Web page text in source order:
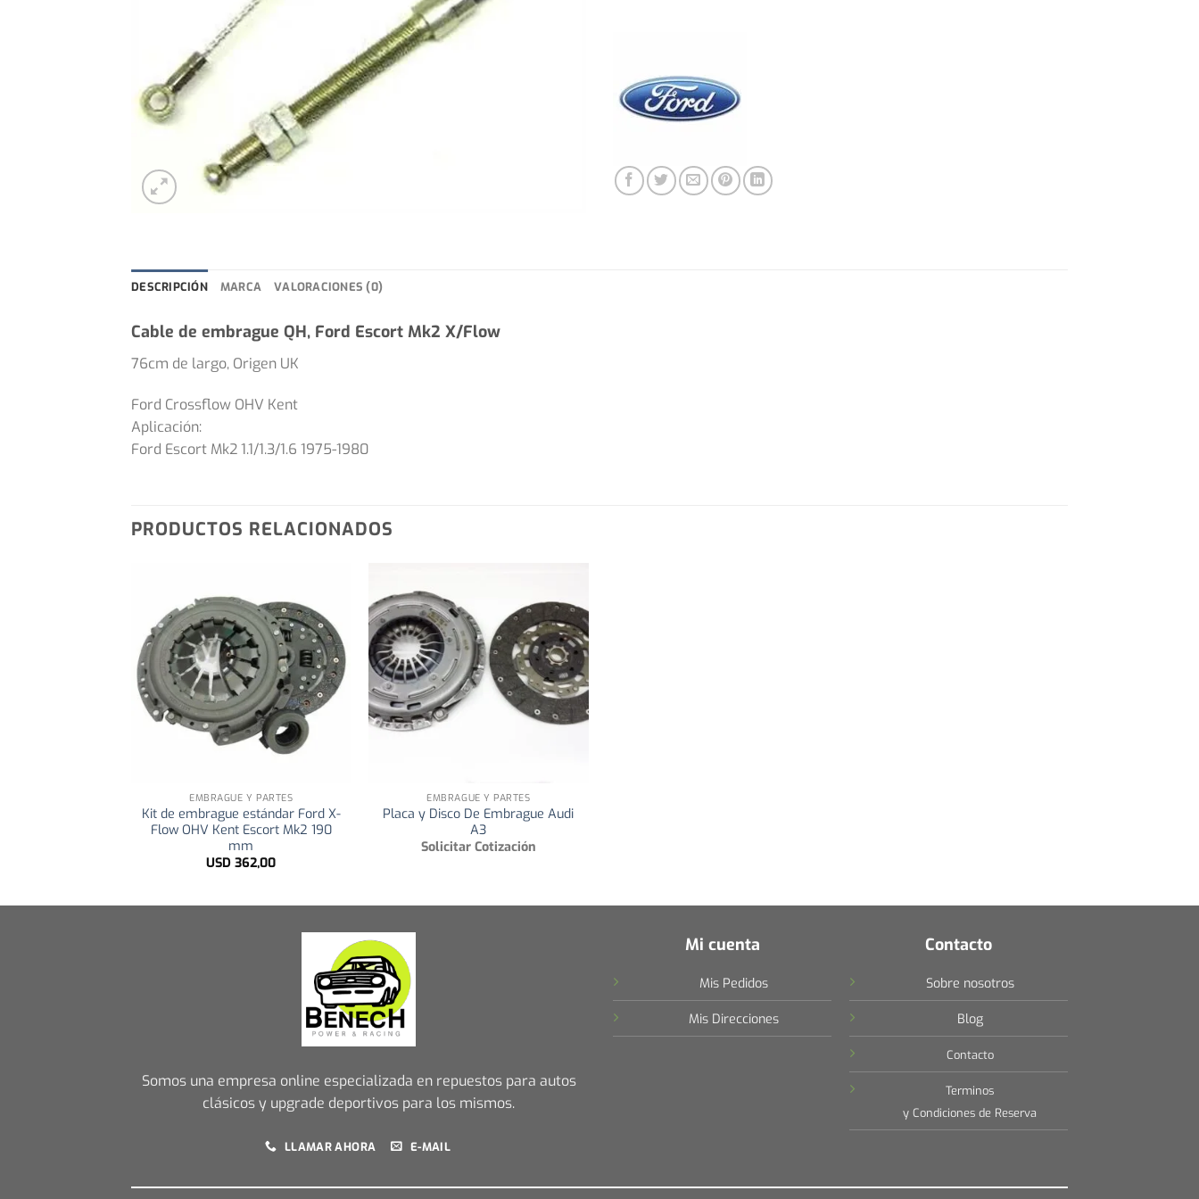
DESCRIPCIÓN MARCA VALORACIONES (0)
Cable de embrague QH, Ford Escort Mk2 X/Flow
76cm de largo, Origen UK
Ford Crossflow OHV Kent
Aplicación:
Ford Escort Mk2 1.1/1.3/1.6 1975-1980
PRODUCTOS RELACIONADOS
EMBRAGUE Y PARTES
Kit de embrague estándar Ford X-
Flow OHV Kent Escort Mk2 190
mm
USD 362,00
EMBRAGUE Y PARTES
Placa y Disco De Embrague Audi
A3
Solicitar Cotización
Somos una empresa online especializada en repuestos para autos
clásicos y upgrade deportivos para los mismos.
LLAMAR AHORA E-MAIL
Mi cuenta
Mis Pedidos
Mis Direcciones
Contacto
Sobre nosotros
Blog
Contacto
Terminos
y Condiciones de Reserva